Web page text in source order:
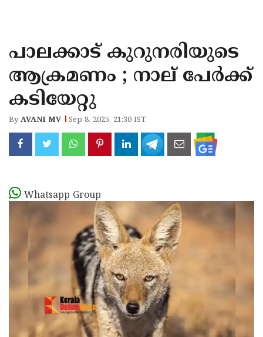
KANNUR
KASARAGOD
പാലക്കാട് കുറുനരിയുടെ
ആക്രമണം ; നാല് പേർക്ക്
കടിയേറ്റു
ByAVANI MV Sep 8, 2025, 21:30 IST
Whatsapp Group